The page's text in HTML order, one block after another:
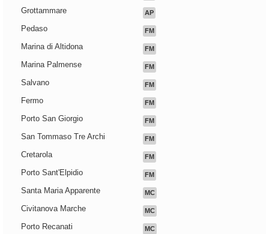
Grottammare AP
Pedaso FM
Marina di Altidona FM
Marina Palmense FM
Salvano FM
Fermo FM
Porto San Giorgio FM
San Tommaso Tre Archi FM
Cretarola FM
Porto Sant'Elpidio FM
Santa Maria Apparente MC
Civitanova Marche MC
Porto Recanati MC